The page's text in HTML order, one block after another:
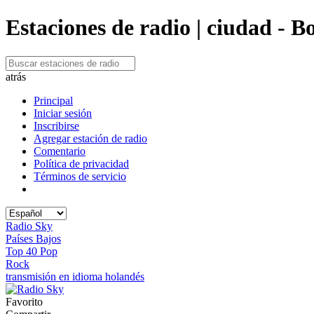
Estaciones de radio | ciudad -
atrás
Principal
Iniciar sesión
Inscribirse
Agregar estación de radio
Comentario
Política de privacidad
Términos de servicio
Radio Sky
Países Bajos
Top 40 Pop
Rock
transmisión en idioma holandés
Favorito